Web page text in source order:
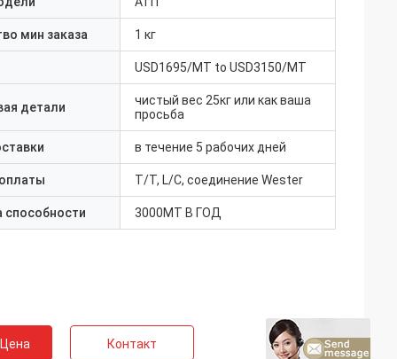
мин заказа 1 кг
USD1695/MT to USD3150/MT
детали
чистый вес 25кг или как ваша
просьба
в течение 5 рабочих дней
T/T, L/C, соединение Wester
способности 3000MT В ГОД
Контакт